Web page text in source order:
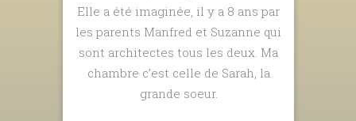
Elle a été imaginée, il y a 8 ans par
les parents Manfred et Suzanne qui
sont architectes tous les deux. Ma
chambre c’est celle de Sarah, la
grande soeur.